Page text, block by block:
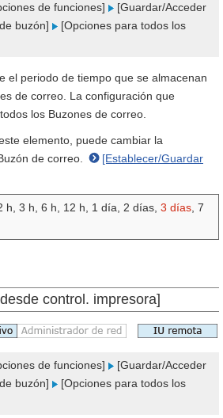
de funciones]
[Guardar/Acceder
buzón]
[Opciones para todos los
el periodo de tiempo que se almacenan
de correo. La configuración que
los Buzones de correo.
elemento, puede cambiar la
de correo.
[Establecer/Guardar
h, 3 h, 6 h, 12 h, 1 día, 2 días, 3 días , 7
control. impresora]
de funciones]
[Guardar/Acceder
buzón]
[Opciones para todos los